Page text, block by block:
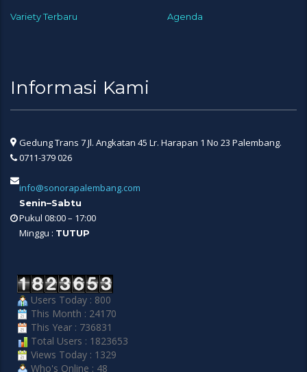
Variety Terbaru Agenda
Informasi Kami
Gedung Trans 7 Jl. Angkatan 45 Lr. Harapan 1 No 23 Palembang.
0711-379 026
info@sonorapalembang.com
Senin–Sabtu
Pukul 08:00 – 17:00
Minggu : TUTUP
Users Today : 800
This Month : 24170
This Year : 736831
Total Users : 1823653
Views Today : 1329
Who's Online : 48